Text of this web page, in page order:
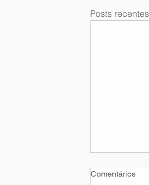
Posts recentes
Comentários